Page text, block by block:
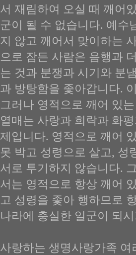
서 재림하여 오실 때 깨어
군이 될 수 없습니다. 예수
지 않고 깨어서 맞이하는
으로 잠든 사람은 음행과
는 것과 분쟁과 시기와 분
과 방탕함을 좇아갑니다.
그러나 영적으로 깨어 있
열매는 사랑과 희락과 화
제입니다. 영적으로 깨어
못 박고 성령으로 살고, 성
서로 투기하지 않습니다.
서는 영적으로 항상 깨어
고 성령을 좇아 행하므로
나라에 충실한 일군이 되
사랑하는 생명사랑가족 여